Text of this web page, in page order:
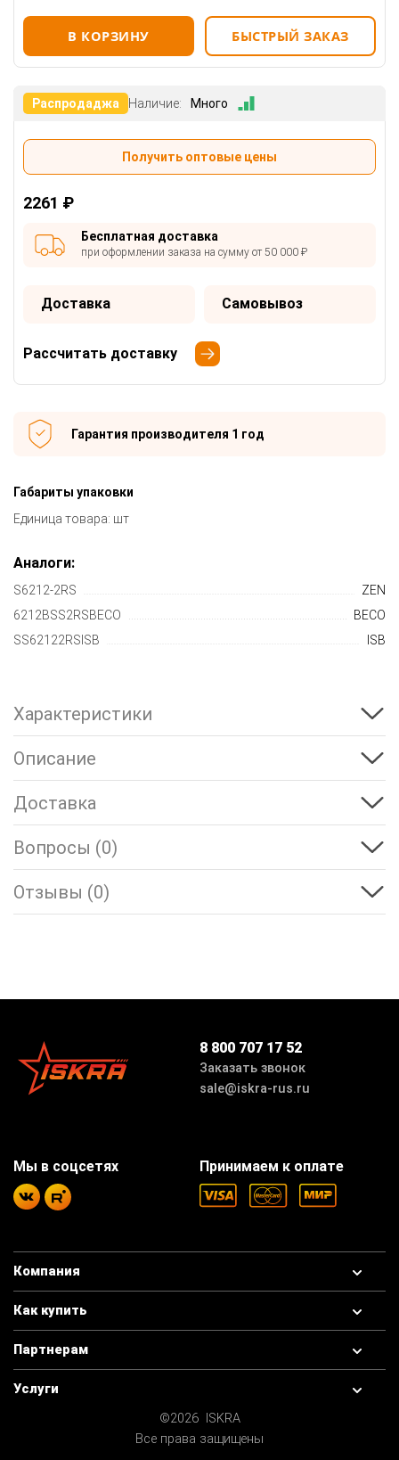
В КОРЗИНУ БЫСТРЫЙ ЗАКАЗ
Распродаджа Наличие: Много
Получить оптовые цены
2261 ₽
Бесплатная доставка
при оформлении заказа на сумму от 50 000 ₽
Доставка Самовывоз
Рассчитать доставку
Гарантия производителя 1 год
Габариты упаковки
Единица товара: шт
Аналоги:
S6212-2RS
ZEN
6212BSS2RSBECO
BECO
SS62122RSISB
ISB
Характеристики
Описание
Доставка
Вопросы (0)
Отзывы (0)
8 800 707 17 52
Заказать звонок
sale@iskra-rus.ru
Компания
Как купить
Партнерам
Услуги
©2026 ISKRA
Все права защищены
Принимаем к оплате
Мы в соцсетях